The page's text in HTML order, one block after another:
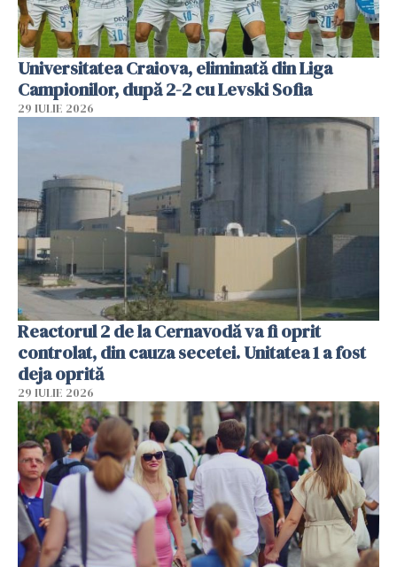
Universitatea Craiova, eliminată din Liga
Campionilor, după 2-2 cu Levski Sofia
29 IULIE 2026
Reactorul 2 de la Cernavodă va fi oprit
controlat, din cauza secetei. Unitatea 1 a fost
deja oprită
29 IULIE 2026